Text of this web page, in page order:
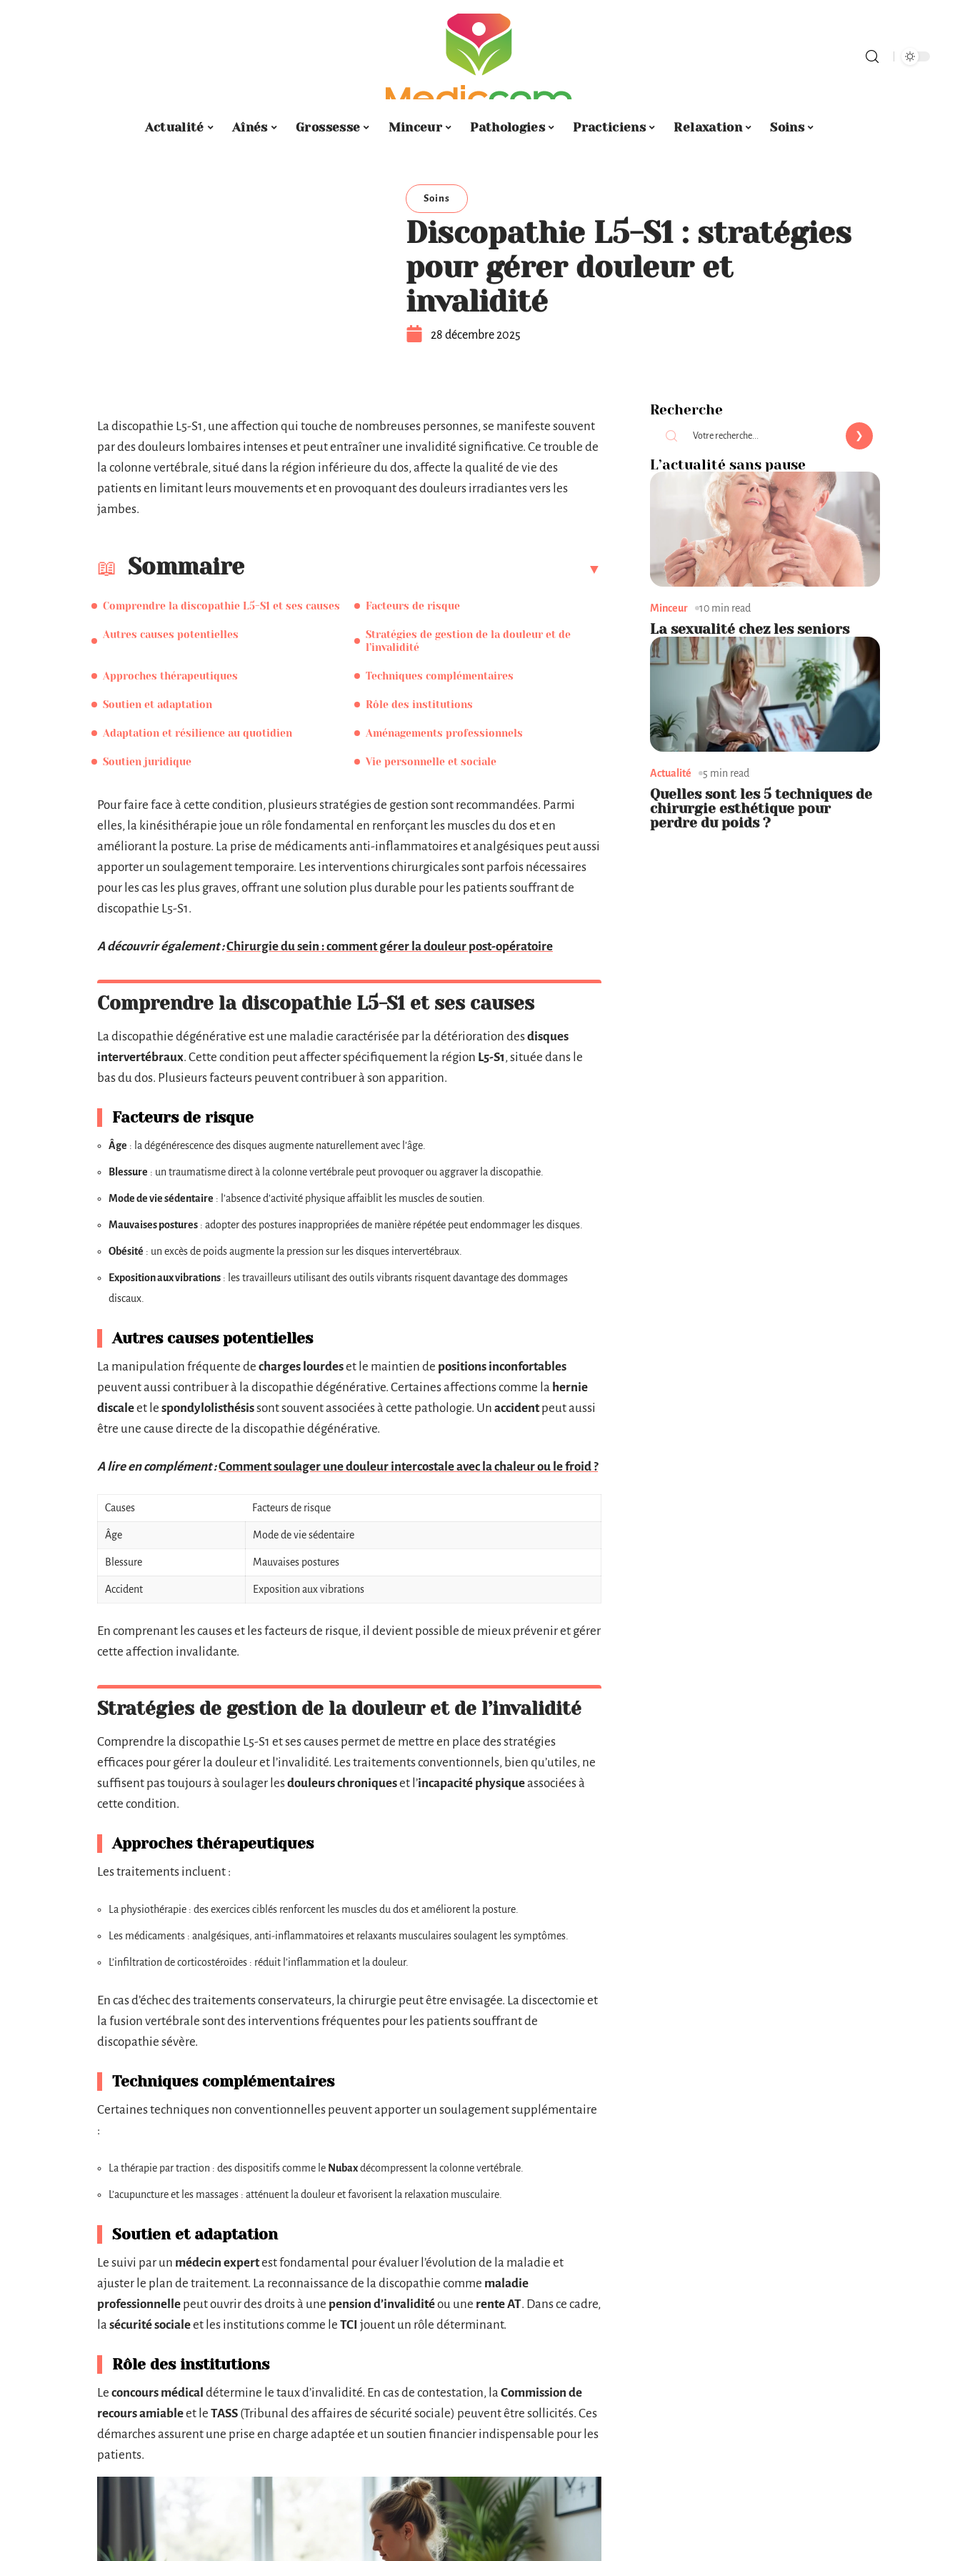
Actualité Aînés Grossesse Minceur Pathologies Practiciens Relaxation Soins
Soins
Discopathie L5-S1 : stratégies
pour gérer douleur et
invalidité
28 décembre 2025
La discopathie L5-S1, une affection qui touche de nombreuses personnes, se manifeste souvent
par des douleurs lombaires intenses et peut entraîner une invalidité significative. Ce trouble de
la colonne vertébrale, situé dans la région inférieure du dos, affecte la qualité de vie des
patients en limitant leurs mouvements et en provoquant des douleurs irradiantes vers les
jambes.
Sommaire
Comprendre la discopathie L5-S1 et ses causes Facteurs de risque
Autres causes potentielles
Stratégies de gestion de la douleur et de
l’invalidité
Approches thérapeutiques Techniques complémentaires
Soutien et adaptation Rôle des institutions
Adaptation et résilience au quotidien Aménagements professionnels
Soutien juridique Vie personnelle et sociale
Pour faire face à cette condition, plusieurs stratégies de gestion sont recommandées. Parmi
elles, la kinésithérapie joue un rôle fondamental en renforçant les muscles du dos et en
améliorant la posture. La prise de médicaments anti-inflammatoires et analgésiques peut aussi
apporter un soulagement temporaire. Les interventions chirurgicales sont parfois nécessaires
pour les cas les plus graves, offrant une solution plus durable pour les patients souffrant de
discopathie L5-S1.
A découvrir également :Chirurgie du sein : comment gérer la douleur post-opératoire
Comprendre la discopathie L5-S1 et ses causes
La discopathie dégénérative est une maladie caractérisée par la détérioration desdisques
intervertébraux. Cette condition peut affecter spécifiquement la région L5-S1, située dans le
bas du dos. Plusieurs facteurs peuvent contribuer à son apparition.
Facteurs de risque
Âge : la dégénérescence des disques augmente naturellement avec l’âge.
Blessure : un traumatisme direct à la colonne vertébrale peut provoquer ou aggraver la discopathie.
Mode de vie sédentaire : l’absence d’activité physique affaiblit les muscles de soutien.
Mauvaises postures : adopter des postures inappropriées de manière répétée peut endommager les disques.
Obésité : un excès de poids augmente la pression sur les disques intervertébraux.
Exposition aux vibrations : les travailleurs utilisant des outils vibrants risquent davantage des dommages
discaux.
Autres causes potentielles
La manipulation fréquente de charges lourdeset le maintien de positions inconfortables
peuvent aussi contribuer à la discopathie dégénérative. Certaines affections comme la hernie
discaleet le spondylolisthésissont souvent associées à cette pathologie. Un accidentpeut aussi
être une cause directe de la discopathie dégénérative.
A lire en complément :Comment soulager une douleur intercostale avec la chaleur ou le froid ?
Causes Facteurs de risque
Âge Mode de vie sédentaire
Blessure Mauvaises postures
Accident Exposition aux vibrations
En comprenant les causes et les facteurs de risque, il devient possible de mieux prévenir et gérer
cette affection invalidante.
Stratégies de gestion de la douleur et de l’invalidité
Comprendre la discopathie L5-S1 et ses causes permet de mettre en place des stratégies
efficaces pour gérer la douleur et l’invalidité. Les traitements conventionnels, bien qu’utiles, ne
suffisent pas toujours à soulager lesdouleurs chroniqueset l’incapacité physiqueassociées à
cette condition.
Approches thérapeutiques
Les traitements incluent :
La physiothérapie : des exercices ciblés renforcent les muscles du dos et améliorent la posture.
Les médicaments : analgésiques, anti-inflammatoires et relaxants musculaires soulagent les symptômes.
L’infiltration de corticostéroïdes : réduit l’inflammation et la douleur.
En cas d’échec des traitements conservateurs, la chirurgie peut être envisagée. La discectomie et
la fusion vertébrale sont des interventions fréquentes pour les patients souffrant de
discopathie sévère.
Techniques complémentaires
Certaines techniques non conventionnelles peuvent apporter un soulagement supplémentaire
:
La thérapie par traction : des dispositifs comme le Nubaxdécompressent la colonne vertébrale.
L’acupuncture et les massages : atténuent la douleur et favorisent la relaxation musculaire.
Soutien et adaptation
Le suivi par un médecin expertest fondamental pour évaluer l’évolution de la maladie et
ajuster le plan de traitement. La reconnaissance de la discopathie comme maladie
professionnelle peut ouvrir des droits à une pension d’invaliditéou une rente AT. Dans ce cadre,
la sécurité socialeet les institutions comme le TCI jouent un rôle déterminant.
Rôle des institutions
Le concours médical détermine le taux d’invalidité. En cas de contestation, la Commission de
recours amiableet le TASS (Tribunal des affaires de sécurité sociale) peuvent être sollicités. Ces
démarches assurent une prise en charge adaptée et un soutien financier indispensable pour les
patients.
Recherche
L’actualité sans pause
Minceur 10 min read
La sexualité chez les seniors
Actualité 5 min read
Quelles sont les 5 techniques de
chirurgie esthétique pour
perdre du poids ?